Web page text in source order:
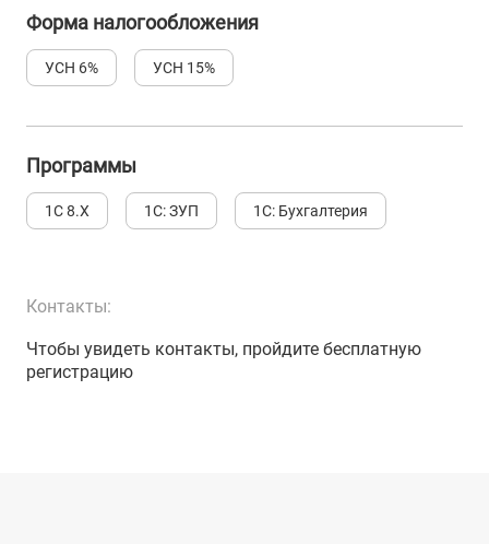
Форма налогообложения
УСН 6% УСН 15%
Программы
1С 8.Х 1С: ЗУП 1С: Бухгалтерия
Контакты:
Чтобы увидеть контакты, пройдите бесплатную
регистрацию